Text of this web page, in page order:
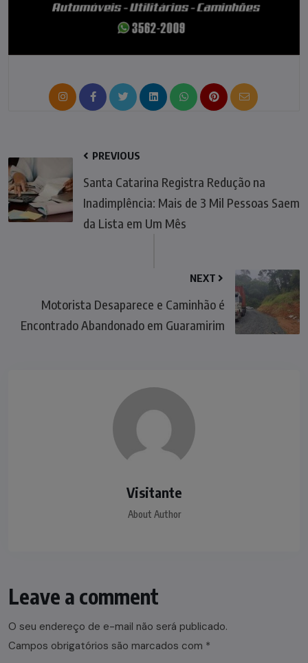
PREVIOUS
Santa Catarina Registra Redução na
Inadimplência: Mais de 3 Mil Pessoas Saem
da Lista em Um Mês
NEXT
Motorista Desaparece e Caminhão é
Encontrado Abandonado em Guaramirim
Visitante
About Author
Leave a comment
O seu endereço de e-mail não será publicado.
Campos obrigatórios são marcados com *